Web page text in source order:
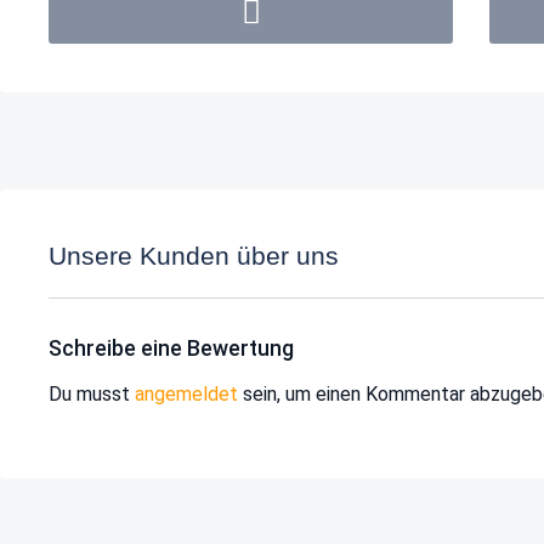
Unsere Kunden über uns
Schreibe eine Bewertung
Du musst angemeldet sein, um einen Kommentar